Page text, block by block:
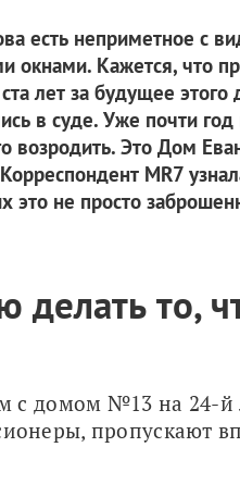
есть неприметное с
окнами. Кажется, что
лет за будущее
в суде. Уже почти
возродить. Это Дом
MR7
это не просто
делать то,
с домом №13 на 24-
пропускают